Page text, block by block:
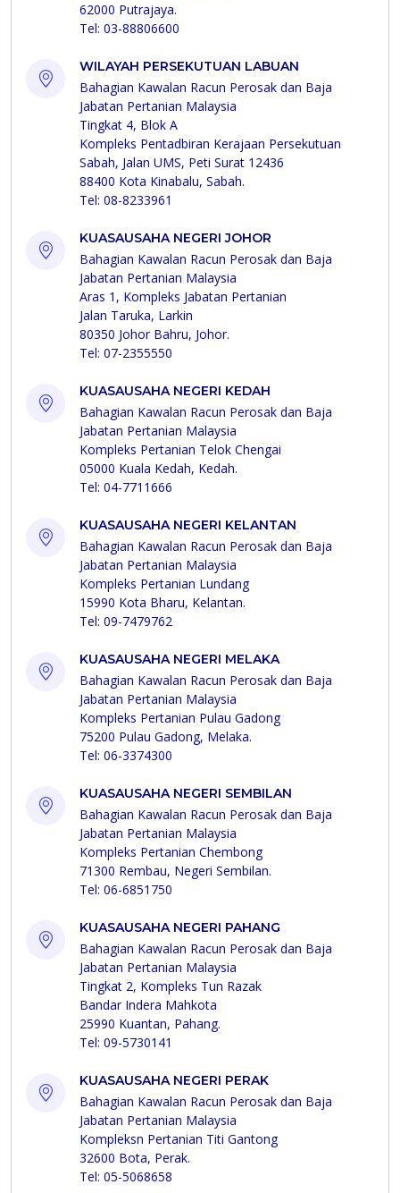
62000 Putrajaya.
Tel: 03-88806600
WILAYAH PERSEKUTUAN LABUAN
Bahagian Kawalan Racun Perosak dan Baja
Jabatan Pertanian Malaysia
Tingkat 4, Blok A
Kompleks Pentadbiran Kerajaan Persekutuan
Sabah, Jalan UMS, Peti Surat 12436
88400 Kota Kinabalu, Sabah.
Tel: 08-8233961
KUASAUSAHA NEGERI JOHOR
Bahagian Kawalan Racun Perosak dan Baja
Jabatan Pertanian Malaysia
Aras 1, Kompleks Jabatan Pertanian
Jalan Taruka, Larkin
80350 Johor Bahru, Johor.
Tel: 07-2355550
KUASAUSAHA NEGERI KEDAH
Bahagian Kawalan Racun Perosak dan Baja
Jabatan Pertanian Malaysia
Kompleks Pertanian Telok Chengai
05000 Kuala Kedah, Kedah.
Tel: 04-7711666
KUASAUSAHA NEGERI KELANTAN
Bahagian Kawalan Racun Perosak dan Baja
Jabatan Pertanian Malaysia
Kompleks Pertanian Lundang
15990 Kota Bharu, Kelantan.
Tel: 09-7479762
KUASAUSAHA NEGERI MELAKA
Bahagian Kawalan Racun Perosak dan Baja
Jabatan Pertanian Malaysia
Kompleks Pertanian Pulau Gadong
75200 Pulau Gadong, Melaka.
Tel: 06-3374300
KUASAUSAHA NEGERI SEMBILAN
Bahagian Kawalan Racun Perosak dan Baja
Jabatan Pertanian Malaysia
Kompleks Pertanian Chembong
71300 Rembau, Negeri Sembilan.
Tel: 06-6851750
KUASAUSAHA NEGERI PAHANG
Bahagian Kawalan Racun Perosak dan Baja
Jabatan Pertanian Malaysia
Tingkat 2, Kompleks Tun Razak
Bandar Indera Mahkota
25990 Kuantan, Pahang.
Tel: 09-5730141
KUASAUSAHA NEGERI PERAK
Bahagian Kawalan Racun Perosak dan Baja
Jabatan Pertanian Malaysia
Kompleksn Pertanian Titi Gantong
32600 Bota, Perak.
Tel: 05-5068658